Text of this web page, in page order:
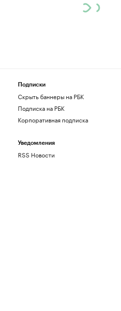
Подписки
Скрыть баннеры на РБК
Подписка на РБК
Корпоративная подписка
Уведомления
RSS Новости